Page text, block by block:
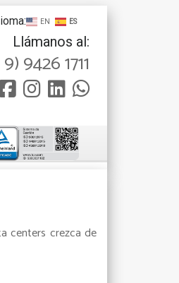
EN ES
Llámanos al:
9426 1711
centers crezca de